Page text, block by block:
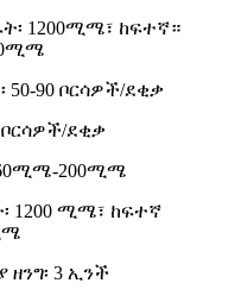
1200ሚሜ፣ ከፍተኛ።
50-90 ቦርሳዎች/ደቂቃ
ቦርሳዎች/ደቂቃ
60ሚሜ-200ሚሜ
1200 ሚሜ፣ ከፍተኛ
3 ኢንች